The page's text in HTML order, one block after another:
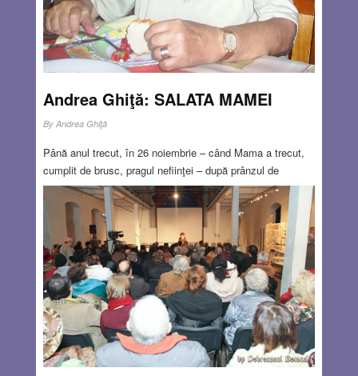
Andrea Ghiţă: SALATA MAMEI
By Andrea Ghiţă
Până anul trecut, în 26 noiembrie – când Mama a trecut,
cumplit de brusc, pragul nefiinţei – după prânzul de
duminică pe care-l luam în casa ei, îmi dădea drept
merinde o cutie cu salată pentru ziua de luni. De-a lungul
mai multor ani – ca şi în prezent – ziua de luni o
petreceam la studio de dimineaţa până seara, mai întâi în
cabina de montaj şi apoi în regia de emisie. După un
obicei răspândit între jurnalişti dimineaţa plecam de acasă
cu o cafea băută pe inima goală şi peste zi mâncam în
goană o banană sau ronţăiam ceva pe apucate. Ajungeam
acasă seara, frântă de oboseală, îmi umpleam o farfurie
cu Salata Mamei şi aproape simultan o sunam la telefon
pe Ea…
Read more…